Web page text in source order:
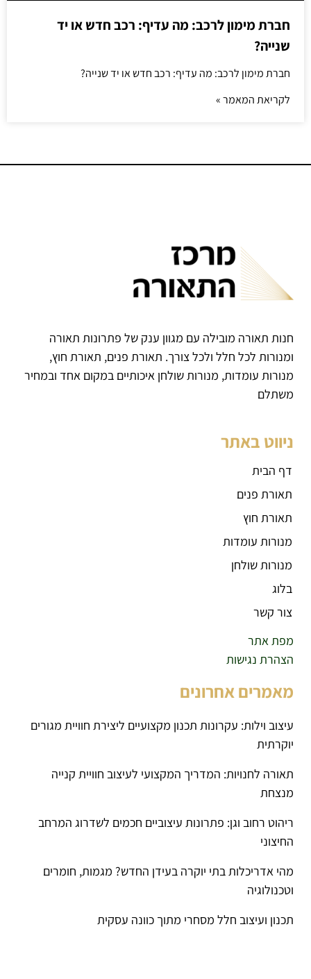
חברת מימון לרכב: מה עדיף: רכב חדש או יד
שנייה?
חברת מימון לרכב: מה עדיף: רכב חדש או יד שנייה?
לקריאת המאמר »
חנות תאורה מובילה עם מגוון ענק של פתרונות תאורה
ומנורות לכל חלל ולכל צורך. תאורת פנים, תאורת חוץ,
מנורות עומדות, מנורות שולחן איכותיים במקום אחד ובמחיר
משתלם
ניווט באתר
דף הבית
תאורת פנים
תאורת חוץ
מנורות עומדות
מנורות שולחן
בלוג
צור קשר
מפת אתר
הצהרת נגישות
מאמרים אחרונים
עיצוב וילות: עקרונות תכנון מקצועיים ליצירת חוויית מגורים
יוקרתית
תאורה לחנויות: המדריך המקצועי לעיצוב חוויית קנייה
מנצחת
ריהוט רחוב וגן: פתרונות עיצוביים חכמים לשדרוג המרחב
החיצוני
מהי אדריכלות בתי יוקרה בעידן החדש? מגמות, חומרים
וטכנולוגיה
תכנון ועיצוב חלל מסחרי מתוך כוונה עסקית